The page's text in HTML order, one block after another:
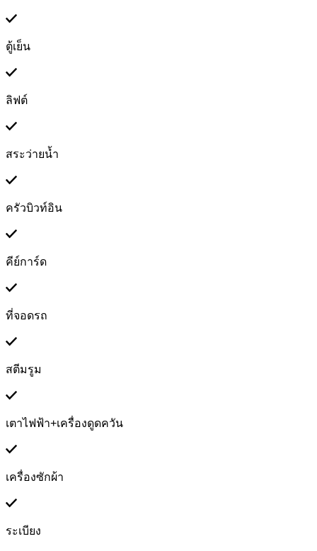
ตู้เย็น
ลิฟต์
สระว่ายน้ำ
ครัวบิวท์อิน
คีย์การ์ด
ที่จอดรถ
สตีมรูม
เตาไฟฟ้า+เครื่องดูดควัน
เครื่องซักผ้า
ระเบียง